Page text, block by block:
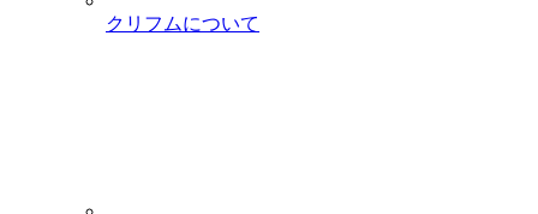
クリフムについて